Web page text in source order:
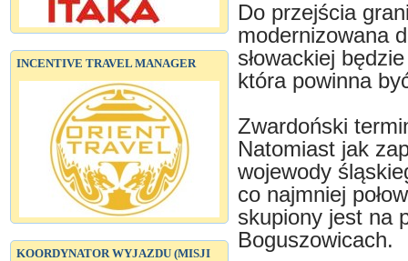
INCENTIVE TRAVEL MANAGER
KOORDYNATOR WYJAZDU (MISJI
Do przejścia
modernizowana
słowackiej
która powinna
Zwardoński
Natomiast jak
wojewody
co najmniej
skupiony jest na
Boguszowicach.